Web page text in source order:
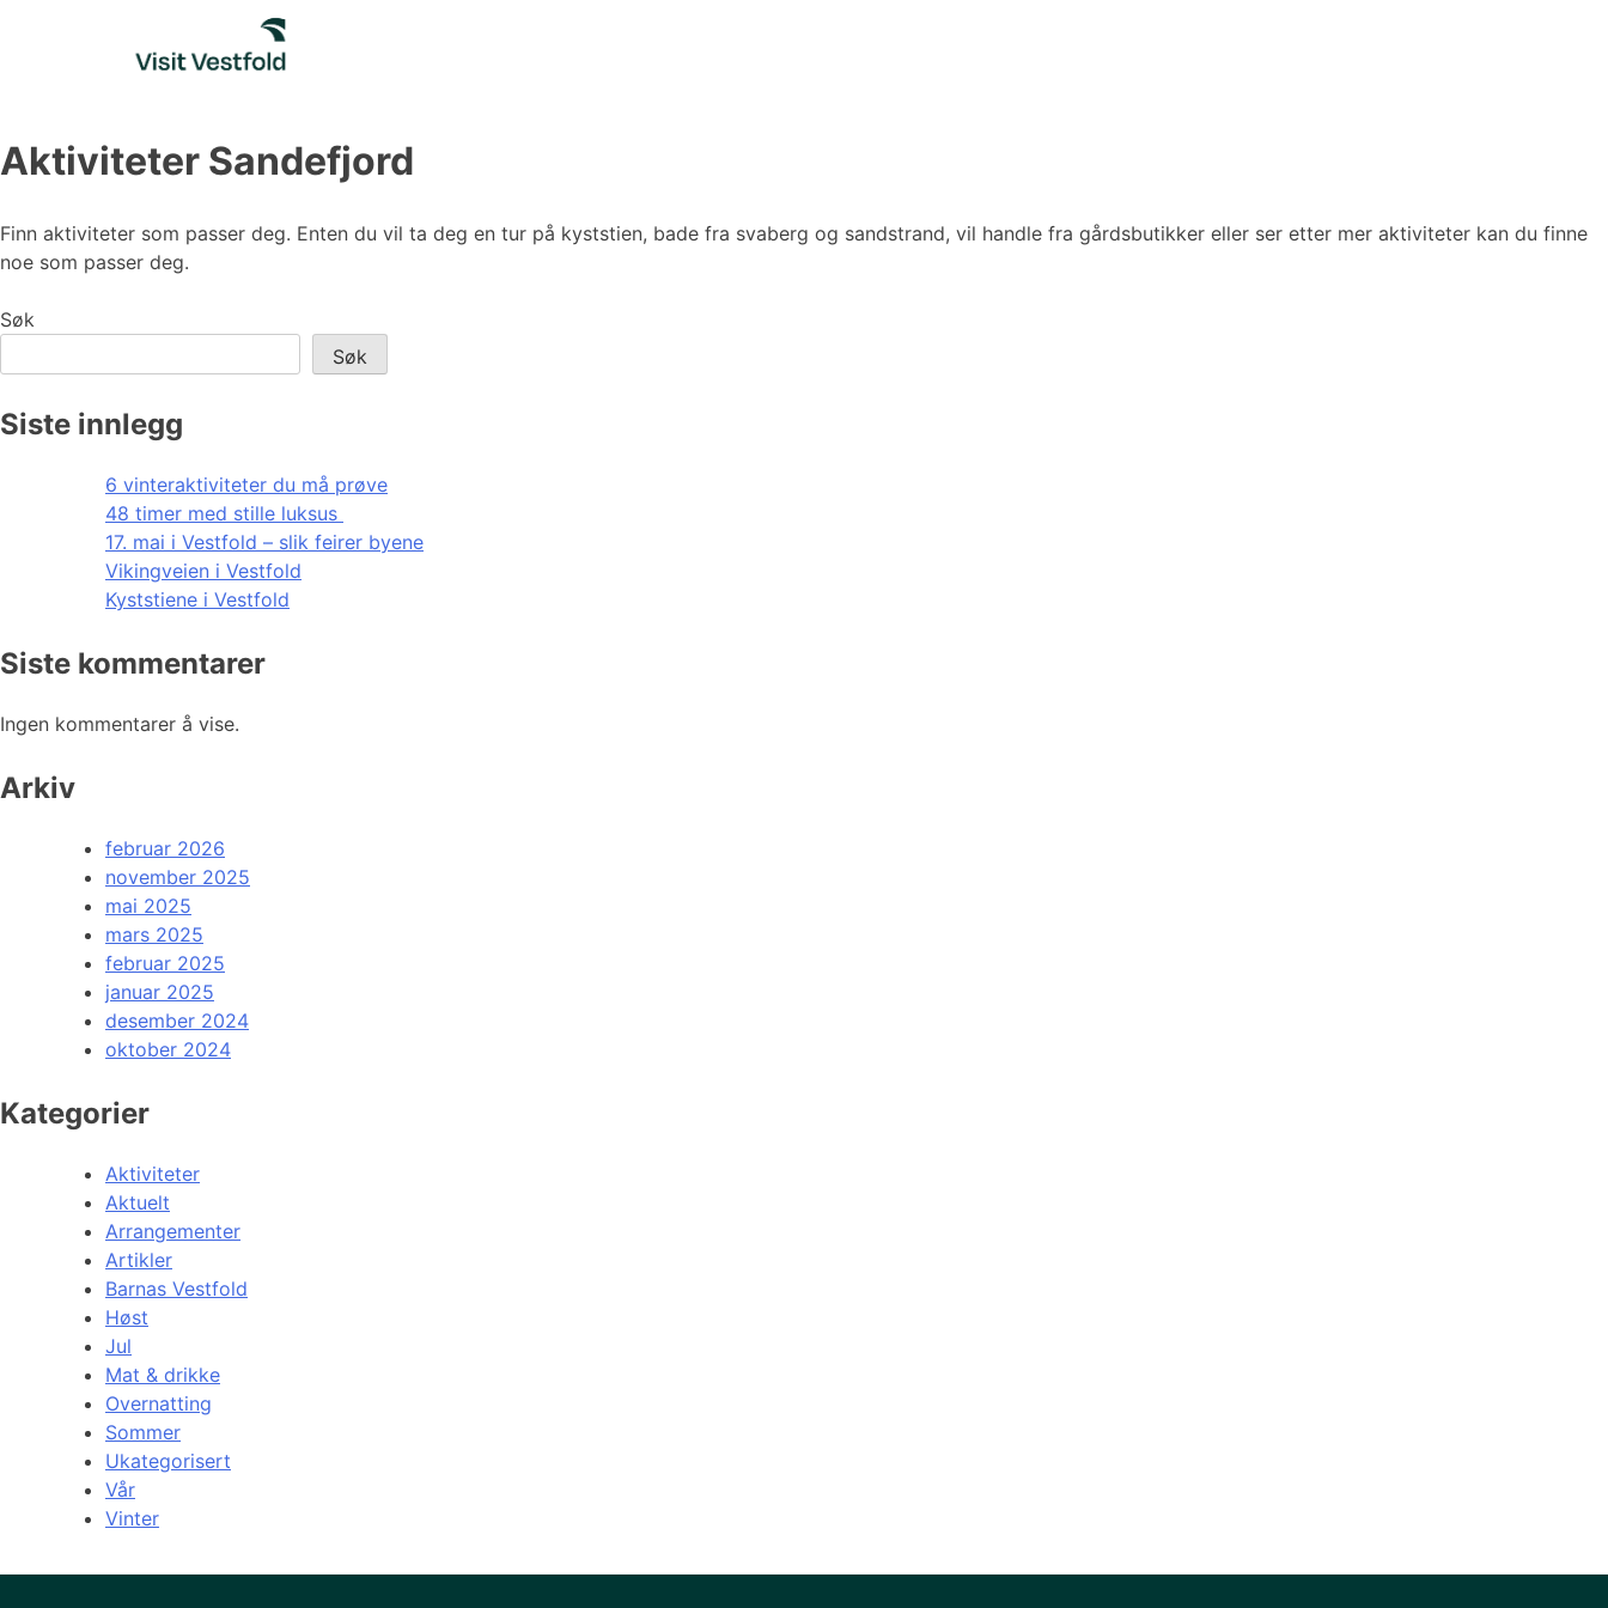
Aktiviteter Sandefjord
Finn aktiviteter som passer deg. Enten du vil ta deg en tur på kyststien, bade fra svaberg og sandstrand, vil handle fra gårdsbutikker eller ser etter mer aktiviteter kan du finne
noe som passer deg.
Søk
Søk
Siste innlegg
6 vinteraktiviteter du må prøve
48 timer med stille luksus
17. mai i Vestfold – slik feirer byene
Vikingveien i Vestfold
Kyststiene i Vestfold
Siste kommentarer
Ingen kommentarer å vise.
Arkiv
februar 2026
november 2025
mai 2025
mars 2025
februar 2025
januar 2025
desember 2024
oktober 2024
Kategorier
Aktiviteter
Aktuelt
Arrangementer
Artikler
Barnas Vestfold
Høst
Jul
Mat & drikke
Overnatting
Sommer
Ukategorisert
Vår
Vinter